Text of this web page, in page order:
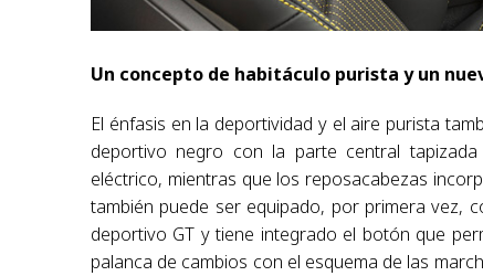
Un concepto de habitáculo purista y un
El énfasis en la deportividad y el aire purista
deportivo negro con la parte central
eléctrico, mientras que los reposacabezas
también puede ser equipado, por primera vez,
deportivo GT y tiene integrado el botón que
palanca de cambios con el esquema de las